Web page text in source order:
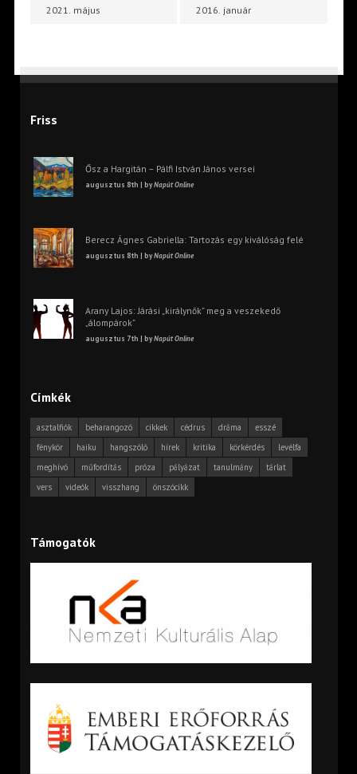
2021. május 2016. január
Friss
Ősz a Hargitán – Pálfi István János versei
augusztus 8th | byNapút Online
Berecz Ágnes Gabriella: Tartozás egy kiválóság felé
augusztus 8th | byNapút Online
Arany Lajos: Járási „királynők” meg a veszekedő
„álompárok”
augusztus 7th | byNapút Online
Címkék
asztalfiók beharangozó cikkek cédrus dráma
esszé
fénykör
haiku hangszóló hírek kritika körkérdés
levélfa
meghívó
műfordítás próza pályázat tanulmány
tárlat
vers
videók visszhang önszócikk
Támogatók